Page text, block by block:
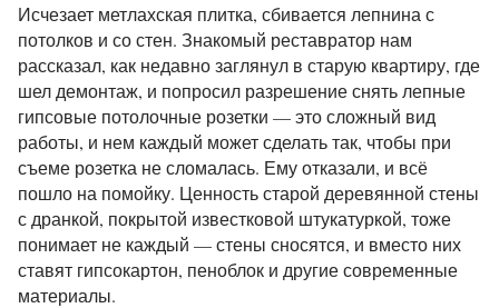
Исчезает метлахская плитка, сбивается лепнина с
потолков и со стен. Знакомый реставратор нам
рассказал, как недавно заглянул в старую квартиру, где
шел демонтаж, и попросил разрешение снять лепные
гипсовые потолочные розетки — это сложный вид
работы, и нем каждый может сделать так, чтобы при
съеме розетка не сломалась. Ему отказали, и всё
пошло на помойку. Ценность старой деревянной стены
с дранкой, покрытой известковой штукатуркой, тоже
понимает не каждый — стены сносятся, и вместо них
ставят гипсокартон, пеноблок и другие современные
материалы.